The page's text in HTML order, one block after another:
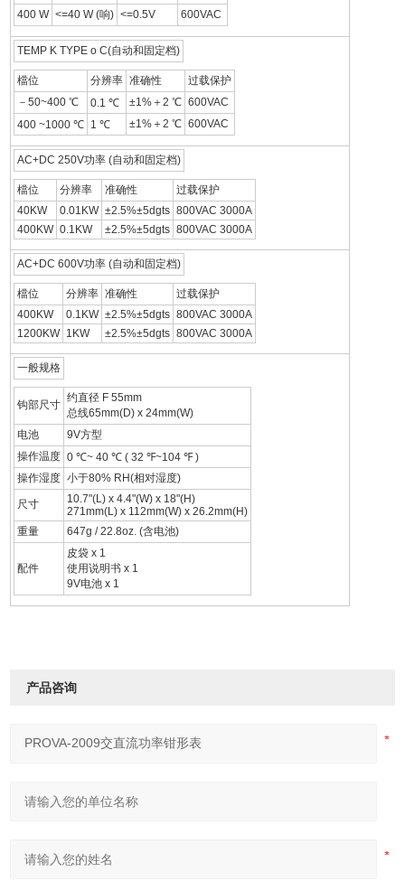
400 W <=40 W (响) <=0.5V 600VAC
TEMP K TYPE o C(自动和固定档)
檔位 分辨率 准确性
过载保护
－50~400 ℃
0.1 ℃ ±1%＋2 ℃ 600VAC
400 ~1000 ℃ 1 ℃ ±1%＋2 ℃ 600VAC
AC+DC 250V功率 (自动和固定档)
檔位 分辨率 准确性
过载保护
40KW
0.01KW ±2.5%±5dgts 800VAC 3000A
400KW 0.1KW ±2.5%±5dgts 800VAC 3000A
AC+DC 600V功率 (自动和固定档)
檔位 分辨率 准确性
过载保护
400KW
0.1KW ±2.5%±5dgts 800VAC 3000A
1200KW 1KW ±2.5%±5dgts 800VAC 3000A
一般规格
钩部尺寸
约直径 F 55mm
总线65mm(D) x 24mm(W)
电池
9V方型
操作温度 0 ℃~ 40 ℃ ( 32 ℉~104 ℉ )
操作湿度 小于80% RH(相对湿度)
尺寸
10.7"(L) x 4.4"(W) x 18"(H)
271mm(L) x 112mm(W) x 26.2mm(H)
重量
647g / 22.8oz. (含电池)
配件
皮袋 x 1
使用说明书 x 1
9V电池 x 1
产品咨询